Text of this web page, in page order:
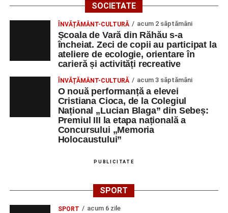
SOCIETATE
ÎNVĂȚĂMÂNT-CULTURĂ acum 2 săptămâni
Școala de Vară din Răhău s-a
încheiat. Zeci de copii au participat la
ateliere de ecologie, orientare în
carieră și activități recreative
ÎNVĂȚĂMÂNT-CULTURĂ acum 3 săptămâni
O nouă performanță a elevei
Cristiana Cioca, de la Colegiul
Național „Lucian Blaga” din Sebeș:
Premiul III la etapa națională a
Concursului „Memoria
Holocaustului”
PUBLICITATE
SPORT
SPORT acum 6 zile